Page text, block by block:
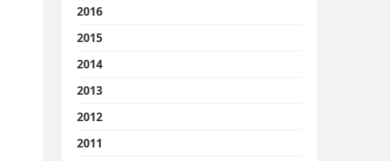
2016
2015
2014
2013
2012
2011